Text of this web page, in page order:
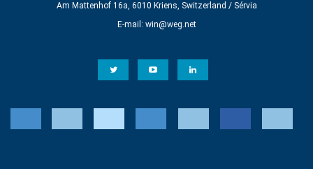
Am Mattenhof 16a, 6010 Kriens, Switzerland / Sérvia
E-mail: win@weg.net